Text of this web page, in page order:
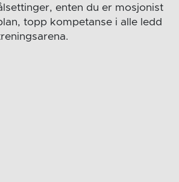
enten du er mosjonist
topp kompetanse i alle ledd